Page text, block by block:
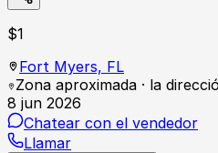
$1
Fort Myers, FL
Zona aproximada · la
8 jun 2026
Chatear con el vendedor
Llamar